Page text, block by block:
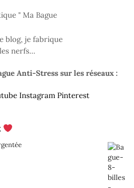
" Ma Bague
blog, je fabrique
nerfs...
Anti-Stress sur les réseaux :
Instagram Pinterest